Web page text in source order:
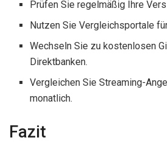
Prüfen Sie regelmäßig Ihre
Nutzen Sie Vergleichsportale
Wechseln Sie zu kostenlosen
Direktbanken.
Vergleichen Sie Streaming-
monatlich.
Fazit